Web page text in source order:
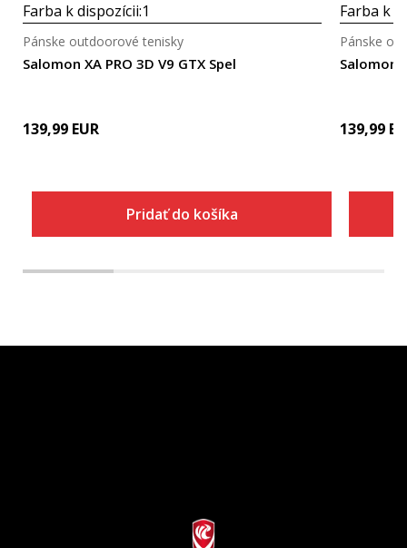
Farba k dispozícii:1
Salomon XA PRO 3D V9 GTX Spel
Pánske outdoorové tenisky
139,99 EUR
Pridať do košíka
Farba k
Salomon
Pánske
139,99